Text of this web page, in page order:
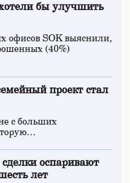
бы улучшить
офисов SOK выяснили,
(40%)
проект стал
с больших
оспаривают
лет